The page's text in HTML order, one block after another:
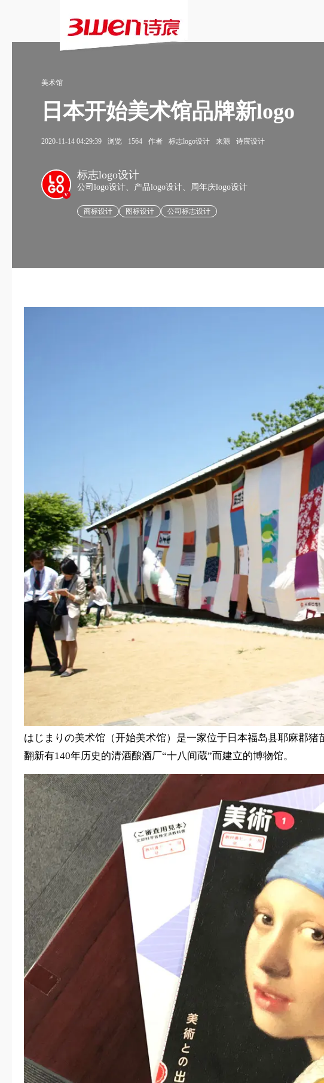
美术馆
日本开始美术馆品牌新logo
2020-11-14 04:29:39 浏览 1564 作者 标志logo设计 来源 诗宸设计
v
标志logo设计
公司logo设计、产品logo设计、周年庆logo设计
商标设计 图标设计 公司标志设计
はじまりの美术馆（开始美术馆）是一家位于日本福岛县耶麻郡
翻新有140年历史的清酒酿酒厂“十八间蔵”而建立的博物馆。